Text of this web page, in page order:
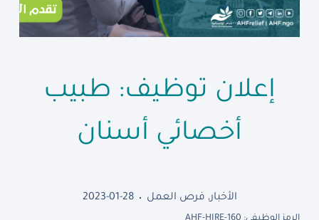
إعلان توظيف: طبيب
أخصائي أسنان
الأخبار, فرص العمل 2023-01-28